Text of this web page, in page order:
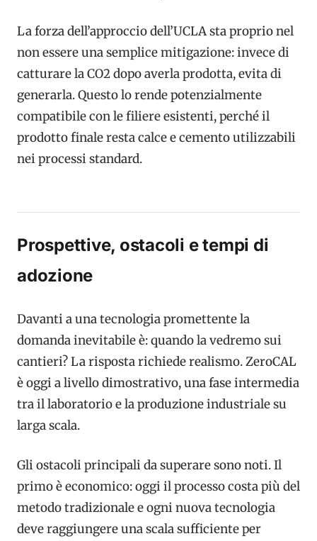
La forza dell’approccio dell’UCLA sta proprio nel
non essere una semplice mitigazione: invece di
catturare la CO2 dopo averla prodotta, evita di
generarla. Questo lo rende potenzialmente
compatibile con le filiere esistenti, perché il
prodotto finale resta calce e cemento utilizzabili
nei processi standard.
Prospettive, ostacoli e tempi di
adozione
Davanti a una tecnologia promettente la
domanda inevitabile è: quando la vedremo sui
cantieri? La risposta richiede realismo. ZeroCAL
è oggi a livello dimostrativo, una fase intermedia
tra il laboratorio e la produzione industriale su
larga scala.
Gli ostacoli principali da superare sono noti. Il
primo è economico: oggi il processo costa più del
metodo tradizionale e ogni nuova tecnologia
deve raggiungere una scala sufficiente per